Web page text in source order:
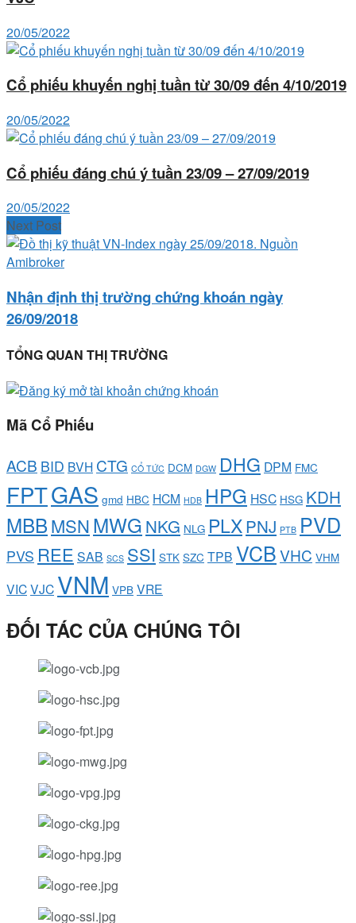
20/05/2022
Cổ phiếu khuyến nghị tuần từ 30/09 đến 4/10/2019
20/05/2022
Cổ phiếu đáng chú ý tuần 23/09 – 27/09/2019
20/05/2022
Next Post
Nhận định thị trường chứng khoán ngày
26/09/2018
TỔNG QUAN THỊ TRƯỜNG
Mã Cổ Phiếu
ACB BID BVH CTG CỔ TỨC DCM DGW DHG DPM FMC
FPTGAS gmd HBC HCM HDB HPG HSC HSG KDH
MBBMSNMWG NKG NLG PLXPNJ PTB PVD
PVS REE SAB SCS SSI STK SZC TPB VCBVHC VHM
VICVJC VNM VPB VRE
ĐỐI TÁC CỦA CHÚNG TÔI